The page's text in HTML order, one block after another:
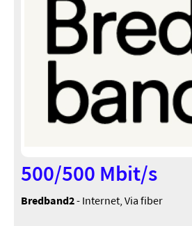
500/500 Mbit/s
Bredband2- Internet, Via fiber